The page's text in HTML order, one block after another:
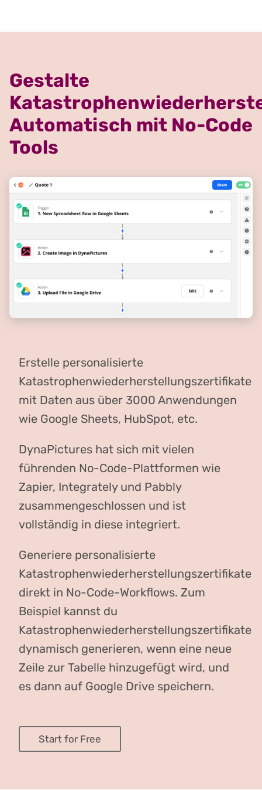
Gestalte
Automatisch mit No-Code
Tools
Erstelle personalisierte
Katastrophenwiederherstellungszertifikate
mit Daten aus über 3000 Anwendungen
wie Google Sheets, HubSpot, etc.
DynaPictures hat sich mit vielen
führenden No-Code-Plattformen wie
Zapier, Integrately und Pabbly
zusammengeschlossen und ist
vollständig in diese integriert.
Generiere personalisierte
Katastrophenwiederherstellungszertifikate
direkt in No-Code-Workflows. Zum
Beispiel kannst du
Katastrophenwiederherstellungszertifikate
dynamisch generieren, wenn eine neue
Zeile zur Tabelle hinzugefügt wird, und
es dann auf Google Drive speichern.
Start for Free